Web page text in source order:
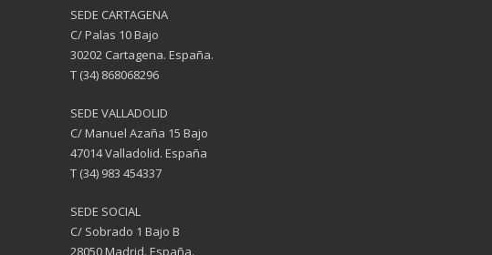
SEDE CARTAGENA
C/ Palas 10 Bajo
30202 Cartagena. España.
T (34) 868068296
SEDE VALLADOLID
C/ Manuel Azaña 15 Bajo
47014 Valladolid. España
T (34) 983 454337
SEDE SOCIAL
C/ Sobrado 1 Bajo B
28050 Madrid. España.